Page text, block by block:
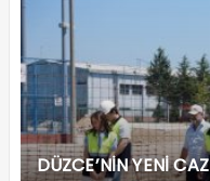
DÜZCE’NİN YENİ